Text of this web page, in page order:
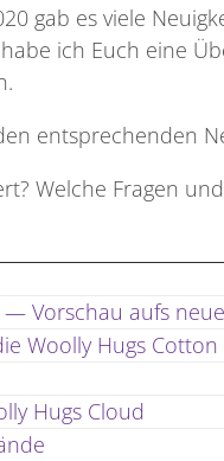
gab es viele
ich Euch eine
entsprechenden
Welche Fragen
Vorschau aufs
Woolly Hugs Cotton
Hugs Cloud